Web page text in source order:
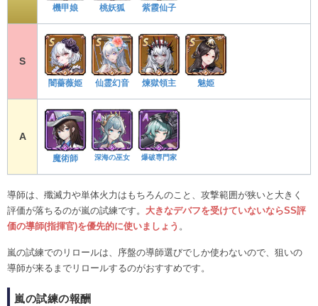
機甲娘 桃妖狐 紫霞仙子
S
闇薔薇姫 仙霊幻音 煉獄領主 魅姫
A
魔術師 深海の巫女 爆破専門家
導師は、殲滅力や単体火力はもちろんのこと、攻撃範囲が狭いと大きく
評価が落ちるのが嵐の試練です。 大きなデバフを受けていないならSS評
価の導師(指揮官)を優先的に使いましょう 。
嵐の試練でのリロールは、序盤の導師選びでしか使わないので、狙いの
導師が来るまでリロールするのがおすすめです。
嵐の試練の報酬